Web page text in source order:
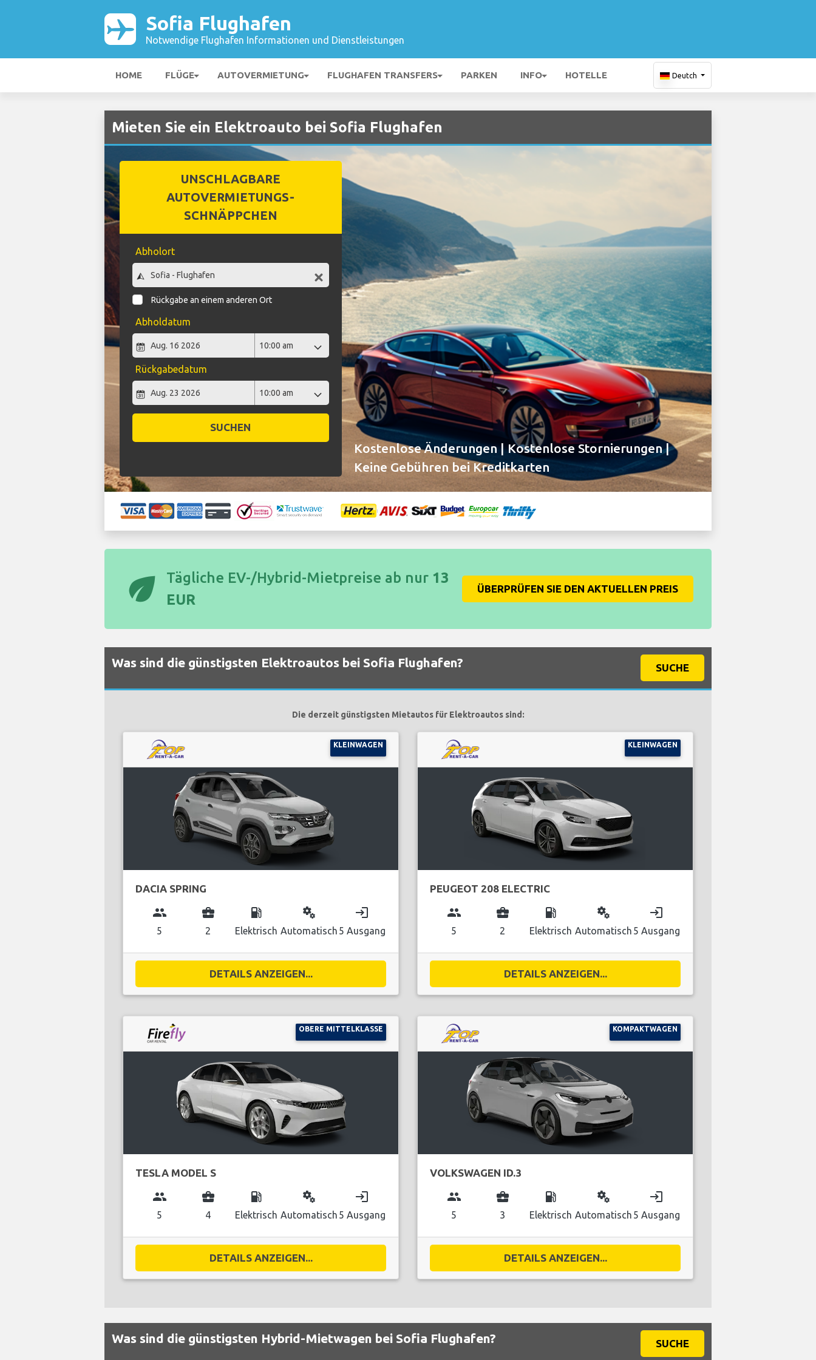
Sofia Flughafen
Notwendige Flughafen Informationen und Dienstleistungen
HOME FLÜGE AUTOVERMIETUNG FLUGHAFEN TRANSFERS PARKEN INFO HOTELLE Deutch
Mieten Sie ein Elektroauto bei Sofia Flughafen
UNSCHLAGBARE
AUTOVERMIETUNGS-
SCHNÄPPCHEN
Abholort
Rückgabe an einem anderen Ort
Abholdatum
Rückgabedatum
SUCHEN
Kostenlose Änderungen | Kostenlose Stornierungen |
Keine Gebühren bei Kreditkarten
eco Tägliche EV-/Hybrid-Mietpreise ab nur 13
EUR
ÜBERPRÜFEN SIE DEN AKTUELLEN PREIS
Was sind die günstigsten Elektroautos bei Sofia Flughafen? SUCHE
Die derzeit günstigsten Mietautos für Elektroautos sind:
KLEINWAGEN
DACIA SPRING
group
5
business_center
2
local_gas_station
Elektrisch
miscellaneous_services
Automatisch
login
5 Ausgang
DETAILS ANZEIGEN...
KLEINWAGEN
PEUGEOT 208 ELECTRIC
group
5
business_center
2
local_gas_station
Elektrisch
miscellaneous_services
Automatisch
login
5 Ausgang
DETAILS ANZEIGEN...
OBERE MITTELKLASSE
TESLA MODEL S
group
5
business_center
4
local_gas_station
Elektrisch
miscellaneous_services
Automatisch
login
5 Ausgang
DETAILS ANZEIGEN...
KOMPAKTWAGEN
VOLKSWAGEN ID.3
group
5
business_center
3
local_gas_station
Elektrisch
miscellaneous_services
Automatisch
login
5 Ausgang
DETAILS ANZEIGEN...
Was sind die günstigsten Hybrid-Mietwagen bei Sofia Flughafen? SUCHE